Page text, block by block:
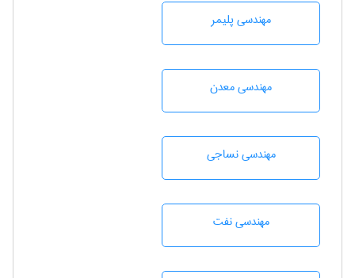
مهندسی پليمر
مهندسی معدن
مهندسي نساجی
مهندسی نفت